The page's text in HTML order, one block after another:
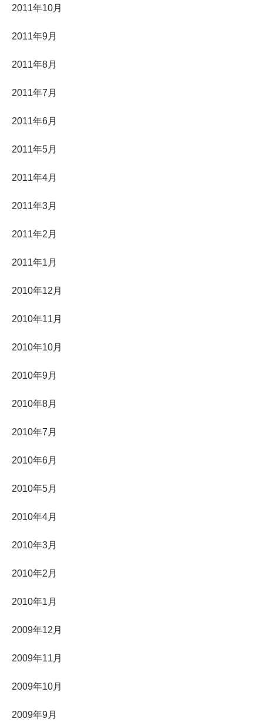
2011年10月
2011年9月
2011年8月
2011年7月
2011年6月
2011年5月
2011年4月
2011年3月
2011年2月
2011年1月
2010年12月
2010年11月
2010年10月
2010年9月
2010年8月
2010年7月
2010年6月
2010年5月
2010年4月
2010年3月
2010年2月
2010年1月
2009年12月
2009年11月
2009年10月
2009年9月